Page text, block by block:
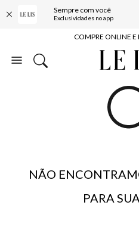
Sempre com você
Exclusividades no app
10% OFF NA
COMPRE ONLINE E
ENTREGA
BAIXE O
10% OFF NA
NÃO
PARA